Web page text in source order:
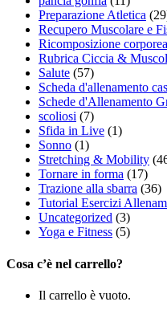
Preparazione Atletica
Recupero Muscolare e
Ricomposizione corporea
Rubrica Ciccia &
Salute (57)
Scheda d'allenamento
Schede d'Allenamento
scoliosi (7)
Sfida in Live (1)
Sonno (1)
Stretching & Mobility
Tornare in forma (17)
Trazione alla sbarra (36)
Tutorial Esercizi
Uncategorized (3)
Yoga e Fitness (5)
Cosa c’è nel carrello?
Il carrello è vuoto.